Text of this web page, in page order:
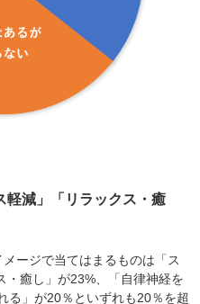
減」「リラックス・癒
メージで当てはまるものは「ス
・癒し」が23%、「自律神経を
る」が20％といずれも20％を超